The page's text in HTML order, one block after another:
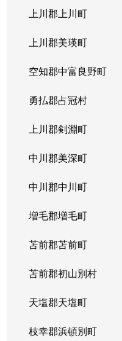
上川郡上川町
上川郡美瑛町
空知郡中富良野町
勇払郡占冠村
上川郡剣淵町
中川郡美深町
中川郡中川町
増毛郡増毛町
苫前郡苫前町
苫前郡初山別村
天塩郡天塩町
枝幸郡浜頓別町